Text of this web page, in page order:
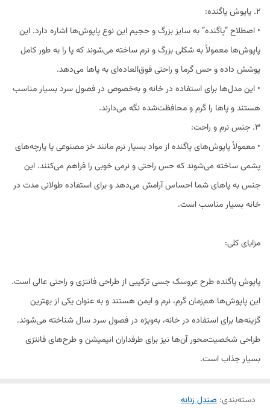
2. پاپوش پاگنده:
• اصطلاح “پاگنده” به سایز بزرگ و حجیم این نوع پاپوش‌ها اشاره دارد. این
پاپوش‌ها معمولاً به شکلی بزرگ و نرم ساخته می‌شوند که پا را به طور کامل
پوشش داده و حس گرما و راحتی فوق‌العاده‌ای به پاها می‌دهد.
• این مدل‌ها برای استفاده در خانه و به‌خصوص در فصول سرد بسیار مناسب
هستند و پاها را گرم و محافظت‌شده نگه می‌دارند.
3. جنس نرم و راحت:
• معمولاً پاپوش‌های پاگنده از مواد بسیار نرم مانند خز مصنوعی یا پارچه‌های
پشمی ساخته می‌شوند که حس راحتی و نرمی خوبی را فراهم می‌کنند. این
جنس به پاهای شما احساس آرامش می‌دهد و برای استفاده طولانی مدت در
خانه بسیار مناسب است.
مزایای کلی:
پاپوش پاگنده طرح عروسک جسی ترکیبی از طراحی فانتزی و راحتی عالی است.
این پاپوش‌ها هم‌زمان گرم، نرم و ایمن هستند و به عنوان یکی از بهترین
گزینه‌ها برای استفاده در خانه، به‌ویژه در فصول سرد سال شناخته می‌شوند.
طراحی شخصیت‌محور آن‌ها نیز برای طرفداران انیمیشن و طرح‌های فانتزی
بسیار جذاب است.
دسته‌بندی: صندل زنانه